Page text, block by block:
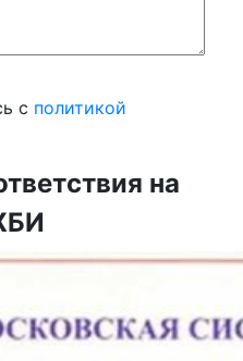
с политикой
на